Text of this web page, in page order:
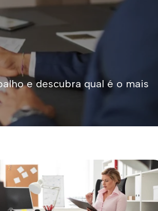
e descubra qual é o mais